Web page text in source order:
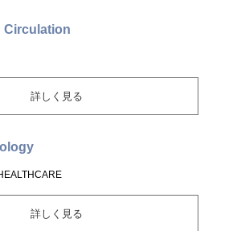
Circulation
詳しく見る
詳しく見る